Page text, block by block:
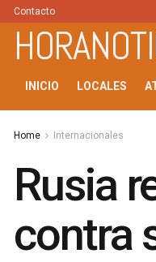
Contacto
INICIO LOCALES
Home Internacionales
Rusia
contra